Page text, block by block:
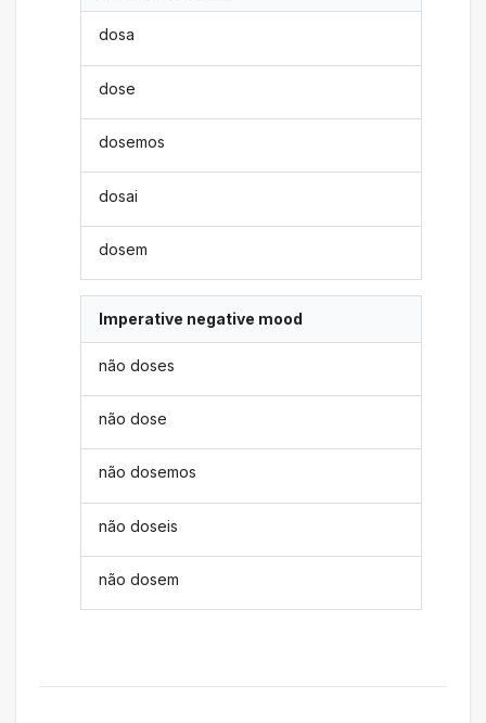
dosa
dose
dosemos
dosai
dosem
Imperative negative mood
não doses
não dose
não dosemos
não doseis
não dosem